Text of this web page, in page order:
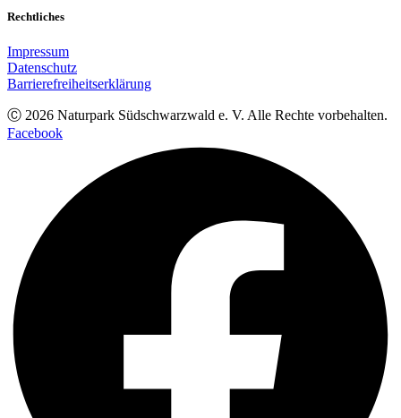
Rechtliches
Impressum
Datenschutz
Barrierefreiheitserklärung
Ⓒ 2026 Naturpark Südschwarzwald e. V. Alle Rechte vorbehalten.
Facebook